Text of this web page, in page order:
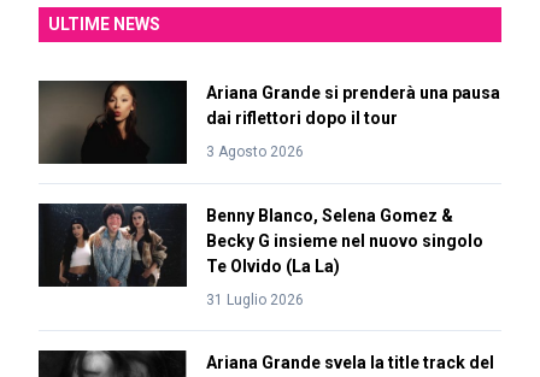
ULTIME NEWS
Ariana Grande si prenderà una pausa
dai riflettori dopo il tour
3 Agosto 2026
Benny Blanco, Selena Gomez &
Becky G insieme nel nuovo singolo
Te Olvido (La La)
31 Luglio 2026
Ariana Grande svela la title track del